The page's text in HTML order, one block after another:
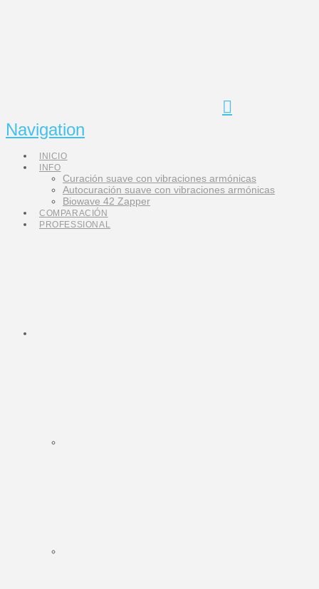
Navigation
INICIO
INFO
Curación suave con vibraciones armónicas
Autocuración suave con vibraciones armónicas
Biowave 42 Zapper
COMPARACIÓN
PROFESSIONAL